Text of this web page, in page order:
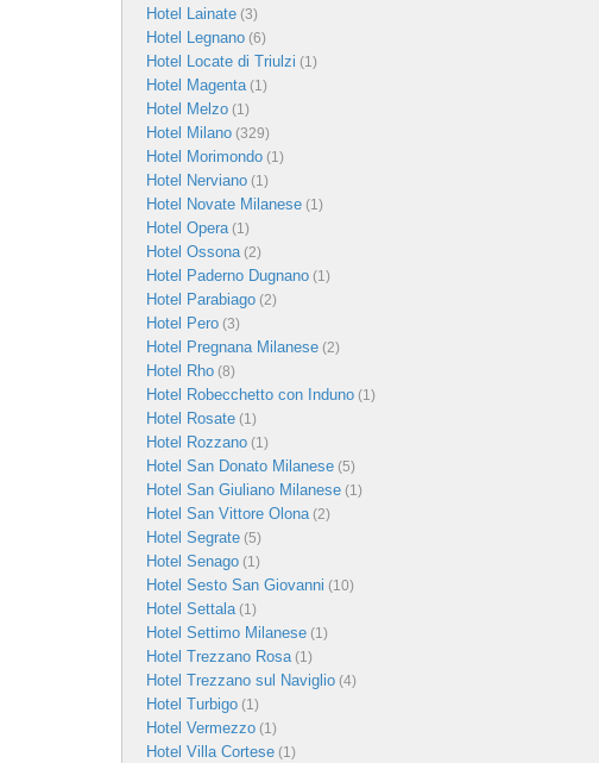
Hotel Lainate (3)
Hotel Legnano (6)
Hotel Locate di Triulzi (1)
Hotel Magenta(1)
Hotel Melzo (1)
Hotel Milano (329)
Hotel Morimondo (1)
Hotel Nerviano (1)
Hotel Novate Milanese (1)
Hotel Opera(1)
Hotel Ossona(2)
Hotel Paderno Dugnano (1)
Hotel Parabiago (2)
Hotel Pero (3)
Hotel Pregnana Milanese (2)
Hotel Rho (8)
Hotel Robecchetto con Induno (1)
Hotel Rosate (1)
Hotel Rozzano (1)
Hotel San Donato Milanese (5)
Hotel San Giuliano Milanese (1)
Hotel San Vittore Olona(2)
Hotel Segrate (5)
Hotel Senago (1)
Hotel Sesto San Giovanni (10)
Hotel Settala(1)
Hotel Settimo Milanese (1)
Hotel Trezzano Rosa(1)
Hotel Trezzano sul Naviglio (4)
Hotel Turbigo (1)
Hotel Vermezzo (1)
Hotel Villa Cortese (1)